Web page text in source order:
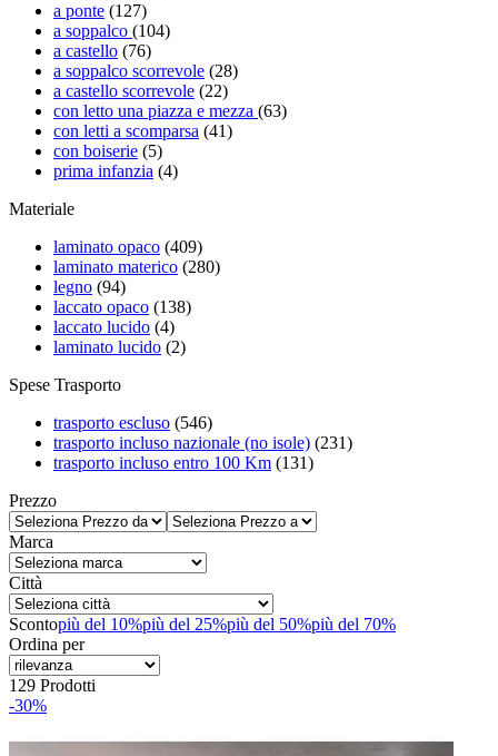
a ponte (127)
a soppalco (104)
a castello (76)
a soppalco scorrevole (28)
a castello scorrevole (22)
con letto una piazza e mezza (63)
con letti a scomparsa (41)
con boiserie (5)
prima infanzia (4)
Materiale
laminato opaco (409)
laminato materico (280)
legno (94)
laccato opaco (138)
laccato lucido (4)
laminato lucido (2)
Spese Trasporto
trasporto escluso (546)
trasporto incluso nazionale (no isole) (231)
trasporto incluso entro 100 Km (131)
Prezzo
Marca
Città
Scontopiù del 10%più del 25%più del 50%più del 70%
Ordina per
129 Prodotti
-30%